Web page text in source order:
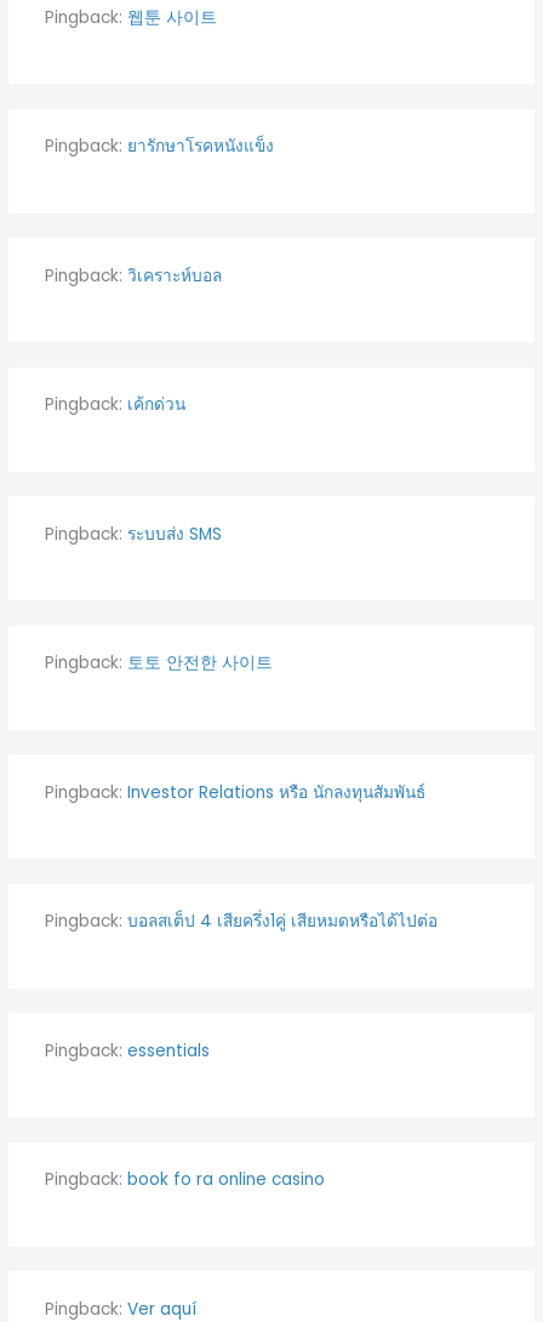
Pingback: 웹툰 사이트
Pingback: ยารักษาโรคหนังแข็ง
Pingback: วิเคราะห์บอล
Pingback: เค้กด่วน
Pingback: ระบบส่ง SMS
Pingback: 토토 안전한 사이트
Pingback: Investor Relations หรือ นักลงทุนสัมพันธ์
Pingback: บอลสเต็ป 4 เสียครึ่ง1คู่ เสียหมดหรือได้ไปต่อ
Pingback: essentials
Pingback: book fo ra online casino
Pingback: Ver aquí